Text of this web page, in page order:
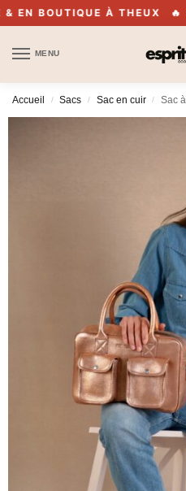
BOUTIQUE À THEUX 🔥
MENU
Accueil / Sacs / Sac en cuir / Sac à